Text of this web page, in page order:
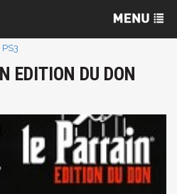
PS3
EDITION DU DON